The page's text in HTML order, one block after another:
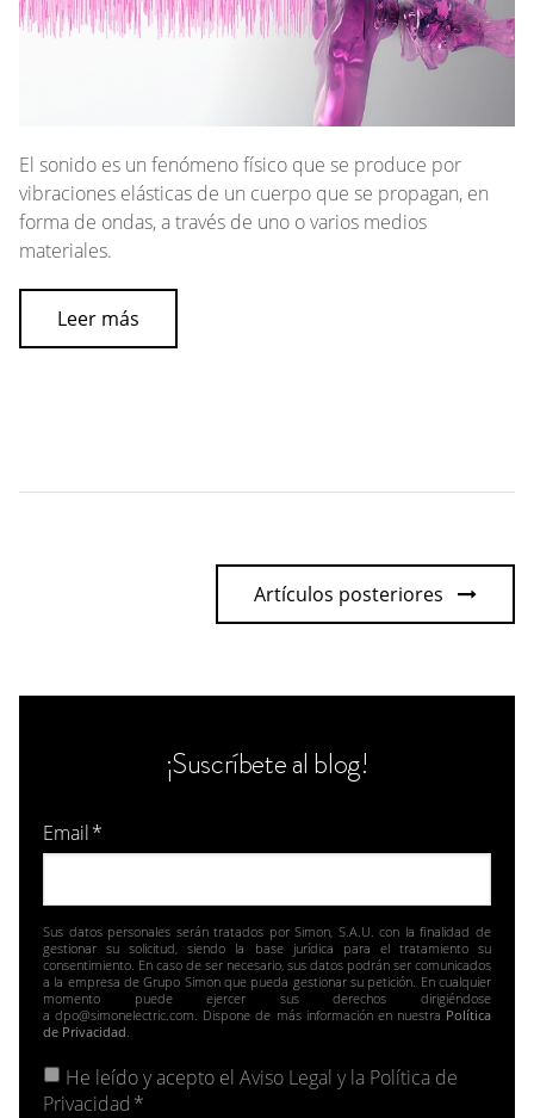
El sonido es un fenómeno físico que se produce por
vibraciones elásticas de un cuerpo que se propagan, en
forma de ondas, a través de uno o varios medios
materiales.
Leer más
Artículos posteriores
¡Suscríbete al blog!
Email*
Sus datos personales serán tratados por Simon, S.A.U. con la finalidad de
gestionar su solicitud, siendo la base jurídica para el tratamiento su
consentimiento. En caso de ser necesario, sus datos podrán ser comunicados
a la empresa de Grupo Simon que pueda gestionar su petición. En cualquier
momento puede ejercer sus derechos dirigiéndose
a dpo@simonelectric.com. Dispone de más información en nuestra Política
de Privacidad.
He leído y acepto el Aviso Legal y la Política de
Privacidad *